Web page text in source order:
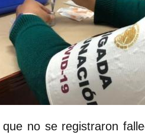
no se registraron